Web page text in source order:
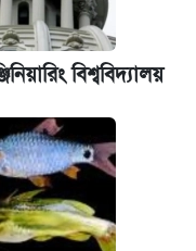
বিশ্ববিদ্যালয়